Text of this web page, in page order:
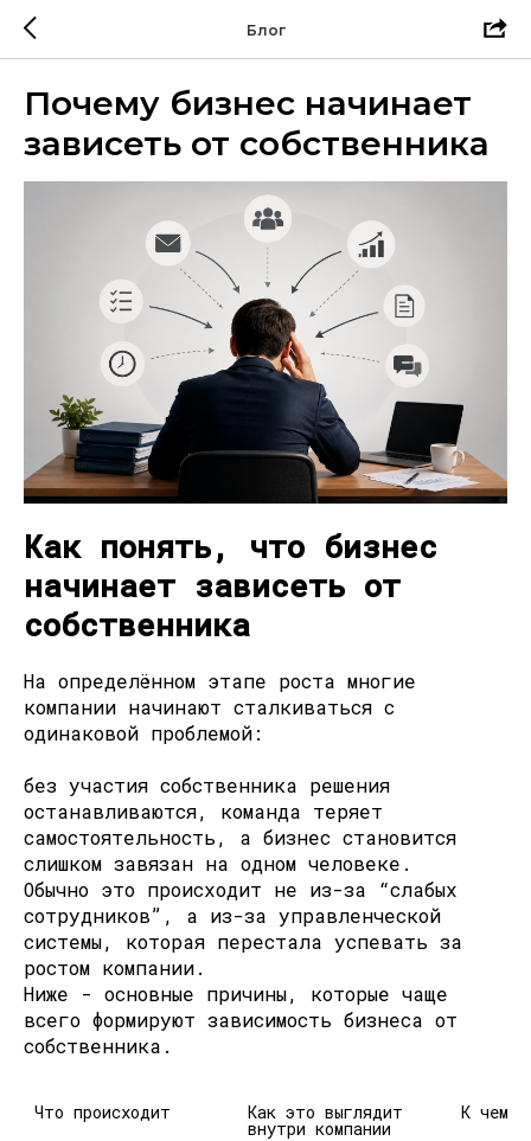
Блог
Почему бизнес начинает
зависеть от собственника
Как понять, что бизнес
начинает зависеть от
собственника
На определённом этапе роста многие
компании начинают сталкиваться с
одинаковой проблемой:
без участия собственника решения
останавливаются, команда теряет
самостоятельность, а бизнес становится
слишком завязан на одном человеке.
Обычно это происходит не из-за “слабых
сотрудников”, а из-за управленческой
системы, которая перестала успевать за
ростом компании.
Ниже - основные причины, которые чаще
всего формируют зависимость бизнеса от
собственника.
Что происходит Как это выглядит
внутри компании
К чему